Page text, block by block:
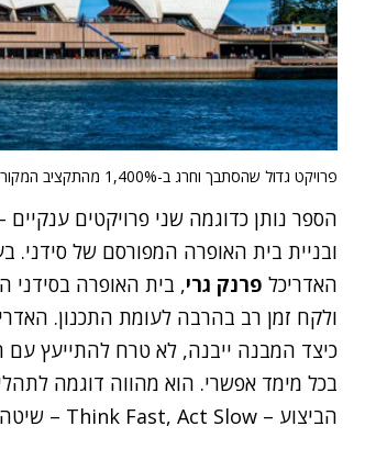
פרויקט גדול שהסתבך וחרג ב-1,400% מהתקציב המקורי שלו. בית האופרה בסידני.
הספר נותן כדוגמה שני פרויקטים ענקיים
ובניית בית האופרה המפורסם של סידני.
האדריכל פרנק גרי
ולקח זמן רב בהרבה לעומת התכנון.
כיצד המבנה ייבנה, לא טרח להתייעץ
בכל מימד אפשרי. הוא מהווה דוגמה
הביצוע – Think Fast, Act Slow – שיטה שמומלץ להימנע ממנה.